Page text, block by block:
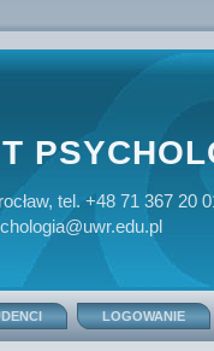
tel. +48 71 367 20
LOGOWANIE